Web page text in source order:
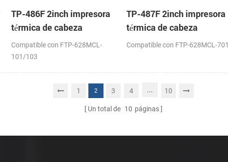
TP-486F 2inch impresora
térmica de cabeza
Compatible con FTP-628MCL-
101/103
TP-487F 2inch impresora
térmica de cabeza
Compatible con FTP-628MCL-701
1 2 3 4 ... 10
Un total de 10 páginas